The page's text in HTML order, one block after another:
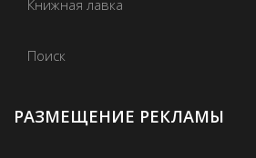
Книжная лавка
Поиск
РАЗМЕЩЕНИЕ РЕКЛАМЫ